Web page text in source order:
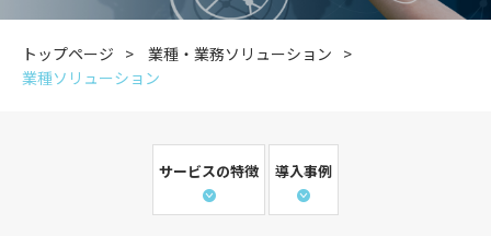
トップページ
業種・業務ソリューション
業種ソリューション
サービスの特徴 導入事例